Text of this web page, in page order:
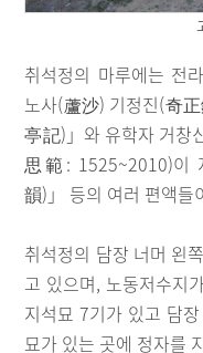
취석정의 마루에는 전
노사(蘆沙) 기정진(奇
亭記)」와 유학자 거창
思範: 1525~2010)이
韻)」 등의 여러 편액들
취석정의 담장 너머 왼
고 있으며, 노동저수지
지석묘 7기가 있고 담
묘가 있는 곳에 정자를